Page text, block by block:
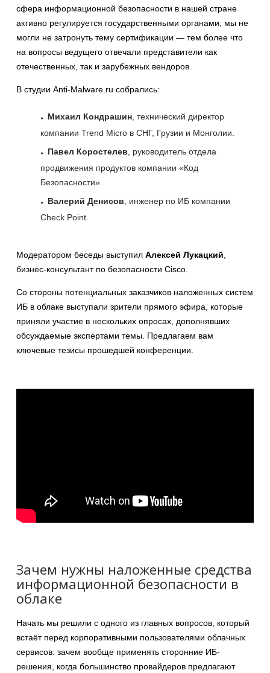
сфера информационной безопасности в нашей стране
активно регулируется государственными органами, мы не
могли не затронуть тему сертификации — тем более что
на вопросы ведущего отвечали представители как
отечественных, так и зарубежных вендоров.
В студии Anti-Malware.ru собрались:
Михаил Кондрашин, технический директор
компании Trend Micro в СНГ, Грузии и Монголии.
Павел Коростелев, руководитель отдела
продвижения продуктов компании «Код
Безопасности».
Валерий Денисов, инженер по ИБ компании
Check Point.
Модератором беседы выступил Алексей Лукацкий,
бизнес-консультант по безопасности Cisco.
Со стороны потенциальных заказчиков наложенных систем
ИБ в облаке выступали зрители прямого эфира, которые
приняли участие в нескольких опросах, дополнявших
обсуждаемые экспертами темы. Предлагаем вам
ключевые тезисы прошедшей конференции.
Зачем нужны наложенные средства
информационной безопасности в
облаке
Начать мы решили с одного из главных вопросов, который
встаёт перед корпоративными пользователями облачных
сервисов: зачем вообще применять сторонние ИБ-
решения, когда большинство провайдеров предлагают